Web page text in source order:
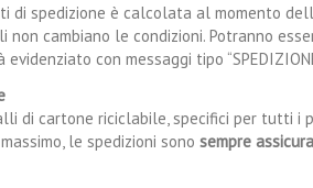
spedizione è calcolata al momento
non cambiano le condizioni. Potranno
con messaggi tipo
di cartone riciclabile, specifici per
le spedizioni sono sempre